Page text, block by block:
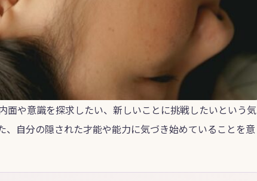
面や意識を探求したい、新しいことに挑戦したいという気
自分の隠された才能や能力に気づき始めていることを意